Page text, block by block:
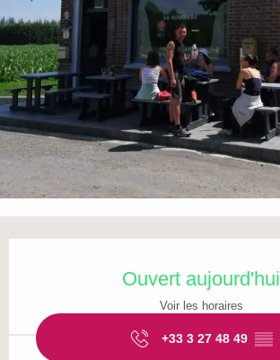
Ouvert aujourd'hui
Voir les horaires
+33 3 27 48 49 ▒▒